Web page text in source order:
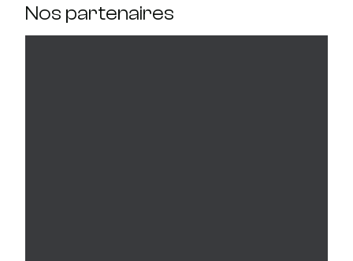
Nos partenaires